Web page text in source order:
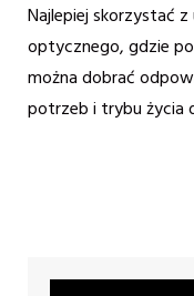
Najlepiej skorzystać
optycznego, gdzie
można dobrać
potrzeb i trybu życia